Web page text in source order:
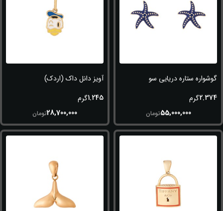
گوشواره ستاره دریایی سورمه ای
2.374گرم
55,000,000تومان
آویز دانل داک (اردک)
1.245گرم
28,700,000تومان